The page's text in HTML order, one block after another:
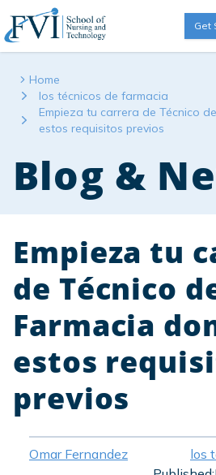
Skip to content
FVI School of Nursing
Get
Home
los técnicos de farmacia
Empieza tu carrera de Técnico
estos requisitos previos
Blog &
Empieza tu
de Técnico
Farmacia
estos
previos
Omar Fernandez
los